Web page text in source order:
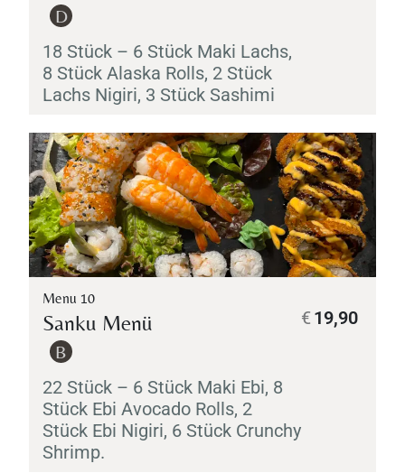
D
18 Stück – 6 Stück Maki Lachs,
8 Stück Alaska Rolls, 2 Stück
Lachs Nigiri, 3 Stück Sashimi
Menu 10
Sanku Menü
B
22 Stück – 6 Stück Maki Ebi, 8
Stück Ebi Avocado Rolls, 2
Stück Ebi Nigiri, 6 Stück Crunchy
Shrimp.
19,90
€